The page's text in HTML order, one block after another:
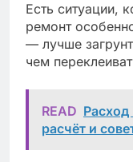
Есть ситуации,
ремонт
— лучше
чем
READ
расчёт и